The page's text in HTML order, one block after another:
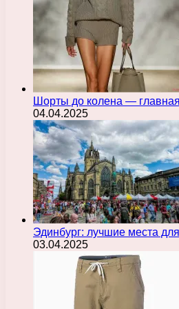
Шорты до колена — главная
04.04.2025
Эдинбург: лучшие места
03.04.2025